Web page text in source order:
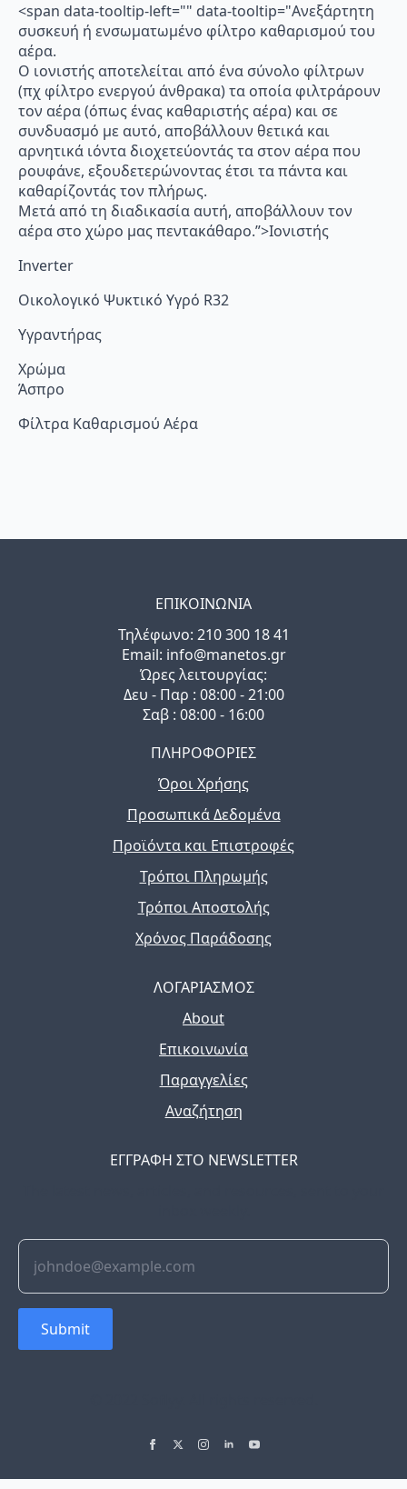
<span data-tooltip-left="" data-tooltip="Ανεξάρτητη
συσκευή ή ενσωματωμένο φίλτρο καθαρισμού του
αέρα.
Ο ιονιστής αποτελείται από ένα σύνολο φίλτρων
(πχ φίλτρο ενεργού άνθρακα) τα οποία φιλτράρουν
τον αέρα (όπως ένας καθαριστής αέρα) και σε
συνδυασμό με αυτό, αποβάλλουν θετικά και
αρνητικά ιόντα διοχετεύοντάς τα στον αέρα που
ρουφάνε, εξουδετερώνοντας έτσι τα πάντα και
καθαρίζοντάς τον πλήρως.
Μετά από τη διαδικασία αυτή, αποβάλλουν τον
αέρα στο χώρο μας πεντακάθαρο.”>Ιονιστής
Inverter
Οικολογικό Ψυκτικό Υγρό R32
Υγραντήρας
Χρώμα
Άσπρο
Φίλτρα Καθαρισμού Αέρα
ΕΠΙΚΟΙΝΩΝΙΑ
Τηλέφωνo: 210 300 18 41
Email: info@manetos.gr
Ώρες λειτουργίας:
Δευ - Παρ : 08:00 - 21:00
Σαβ : 08:00 - 16:00
ΠΛΗΡΟΦΟΡΙΕΣ
Όροι Χρήσης
Προσωπικά Δεδομένα
Προϊόντα και Επιστροφές
Τρόποι Πληρωμής
Τρόποι Αποστολής
Χρόνος Παράδοσης
ΛΟΓΑΡΙΑΣΜΟΣ
About
Επικοινωνία
Παραγγελίες
Αναζήτηση
ΕΓΓΡΑΦΗ ΣΤΟ NEWSLETTER
Submit